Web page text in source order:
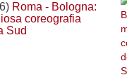
Roma - Bologna:
coreografia
Sud